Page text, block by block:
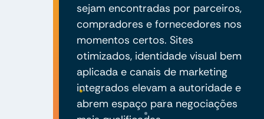
sejam encontradas por parceiros,
compradores e fornecedores nos
momentos certos. Sites
otimizados, identidade visual bem
aplicada e canais de marketing
integrados elevam a autoridade e
abrem espaço para negociações